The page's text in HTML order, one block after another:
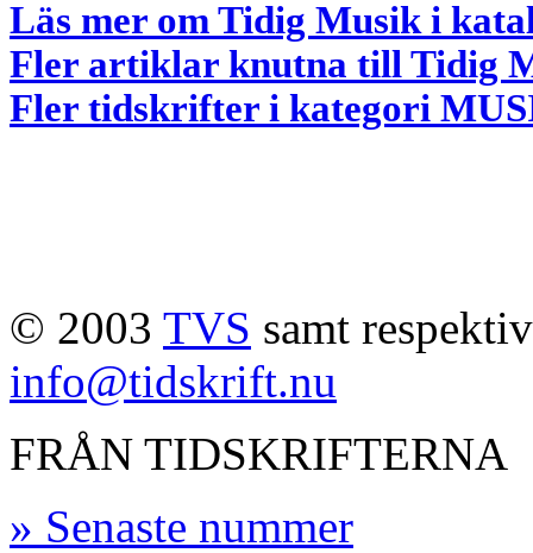
Läs mer om Tidig Musik i
Fler artiklar knutna till Tidig
Fler tidskrifter i kategori
© 2003 TVS samt
info@tidskrift.nu
FRÅN TIDSKRIFTERNA
» Senaste nummer